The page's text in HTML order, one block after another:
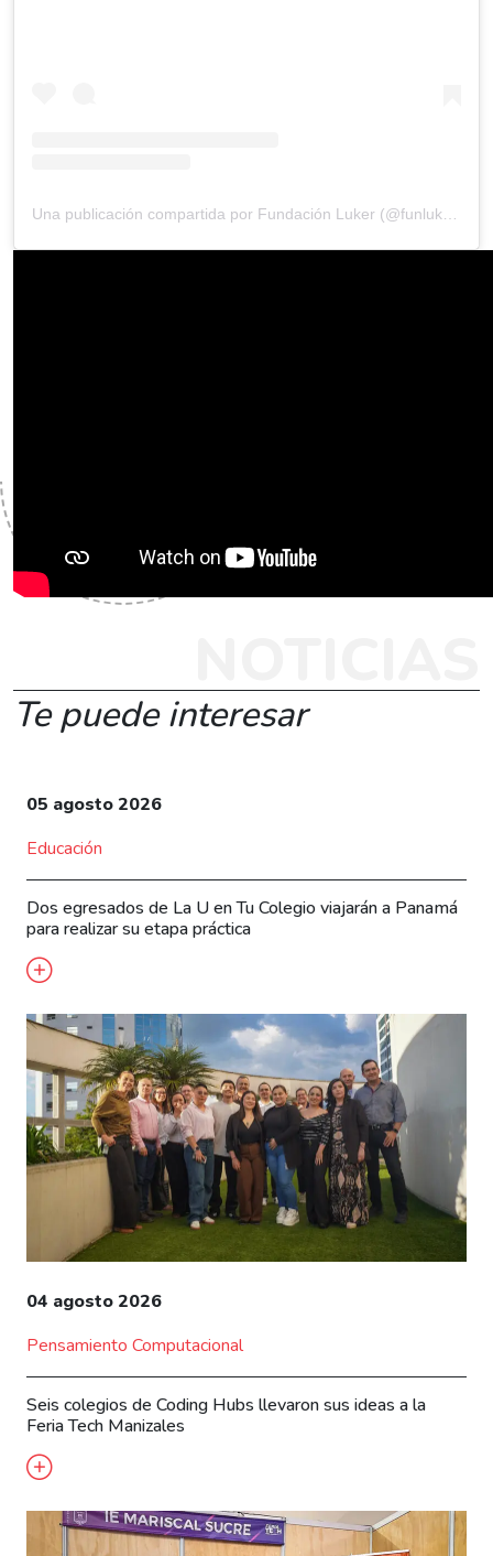
Te puede interesar
05 agosto 2026
Educación
Dos egresados de La U en Tu Colegio viajarán a Panamá
para realizar su etapa práctica
04 agosto 2026
Pensamiento Computacional
Seis colegios de Coding Hubs llevaron sus ideas a la
Feria Tech Manizales